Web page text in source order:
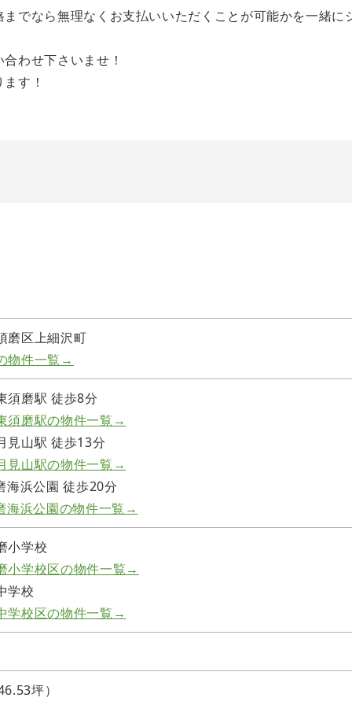
でなら無理なくお支払いいただくことが可能かを一緒
わせ下さいませ！
す！
磨区上細沢町
物件一覧→
須磨駅 徒歩8分
須磨駅の物件一覧→
見山駅 徒歩13分
見山駅の物件一覧→
海浜公園 徒歩20分
海浜公園の物件一覧→
小学校
小学校区の物件一覧→
学校
学校区の物件一覧→
坪）